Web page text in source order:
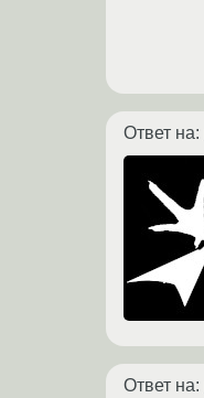
Ответ на:
Ответ на: